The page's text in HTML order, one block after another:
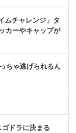
ムチャレンジ」タ
カーやキャップが
ちゃ逃げられるん
ドラに決まる